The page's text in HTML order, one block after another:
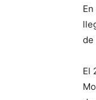
de
El